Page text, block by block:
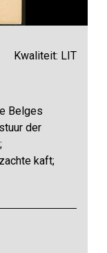
Kwaliteit: LIT
Belges
der
kaft;